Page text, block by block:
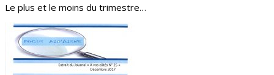
Le plus et le moins du trimestre…